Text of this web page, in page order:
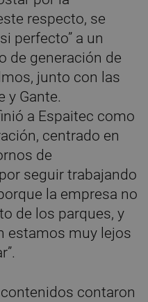
respecto, se
perfecto” a un
de generación de
junto con las
y Gante.
a Espaitec como
centrado en
de
seguir trabajando
la empresa no
de los parques, y
estamos muy lejos
contaron